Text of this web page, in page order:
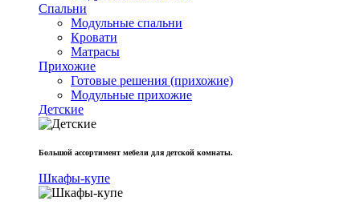
Спальни
Модульные спальни
Кровати
Матрасы
Прихожие
Готовые решения (прихожие)
Модульные прихожие
Детские
Большой ассортимент мебели для детской комнаты.
Шкафы-купе